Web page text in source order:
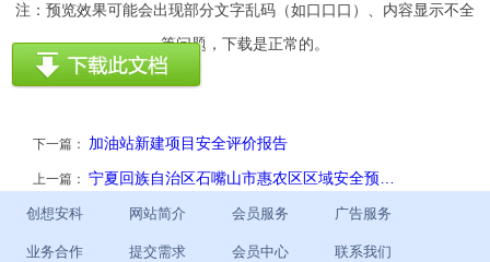
注：预览效果可能会出现部分文字乱码（如口口口）、内容显示不全
等问题，下载是正常的。
下一篇： 加油站新建项目安全评价报告
上一篇： 宁夏回族自治区石嘴山市惠农区区域安全预…
创想安科 网站简介 会员服务 广告服务
业务合作 提交需求 会员中心 联系我们